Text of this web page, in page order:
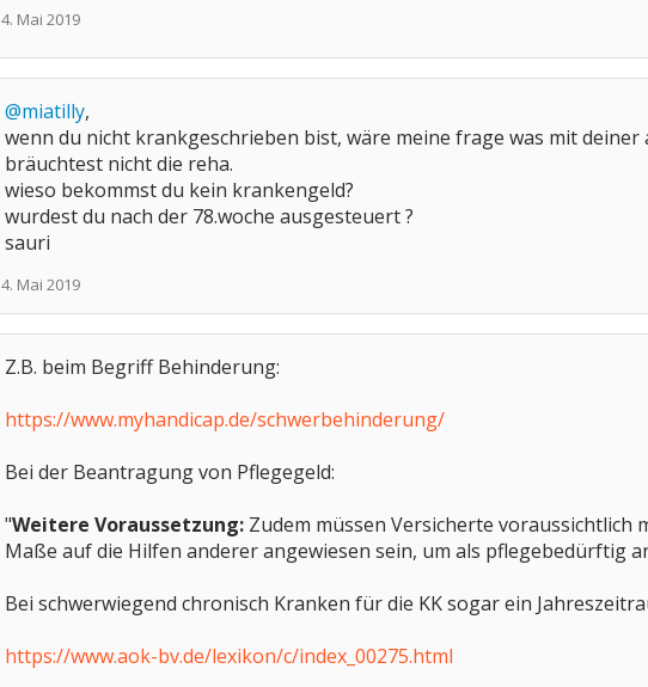
4. Mai 2019
@miatilly,
wenn du nicht krankgeschrieben bist, wäre meine frage was mit
bräuchtest nicht die reha.
wieso bekommst du kein krankengeld?
wurdest du nach der 78.woche ausgesteuert ?
sauri
4. Mai 2019
Z.B. beim Begriff Behinderung:
https://www.myhandicap.de/schwerbehinderung/
Bei der Beantragung von Pflegegeld:
"Weitere Voraussetzung: Zudem müssen Versicherte voraussichtlich
Maße auf die Hilfen anderer angewiesen sein, um als pflegebedürftig
Bei schwerwiegend chronisch Kranken für die KK sogar ein
https://www.aok-bv.de/lexikon/c/index_00275.html